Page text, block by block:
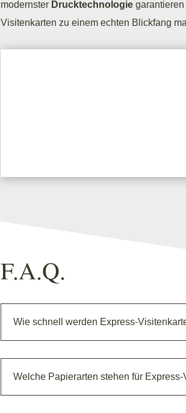
modernster Drucktechnologie
Visitenkarten zu einem echten Blickfang
F.A.Q.
Wie schnell werden Express-
Welche Papierarten stehen für